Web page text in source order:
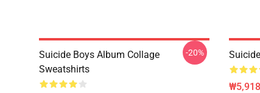
Suicide Boys Album Collage
Sweatshirts
-20%